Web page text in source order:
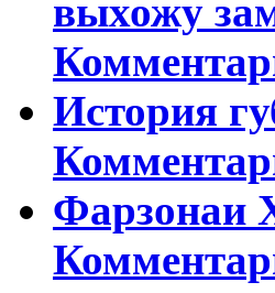
выхожу
История
Фарзонаи